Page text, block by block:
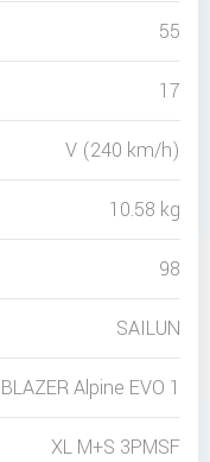
55
17
V (240 km/h)
10.58 kg
98
SAILUN
Alpine EVO 1
XL M+S 3PMSF